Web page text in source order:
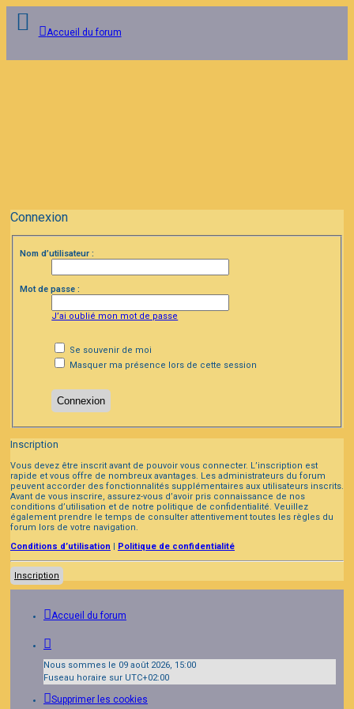
Accueil du forum
Connexion
Nom d’utilisateur :
Mot de passe :
J’ai oublié mon mot de passe
Se souvenir de moi
Masquer ma présence lors de cette session
Inscription
Vous devez être inscrit avant de pouvoir vous connecter. L’inscription est
rapide et vous offre de nombreux avantages. Les administrateurs du forum
peuvent accorder des fonctionnalités supplémentaires aux utilisateurs inscrits.
Avant de vous inscrire, assurez-vous d’avoir pris connaissance de nos
conditions d’utilisation et de notre politique de confidentialité. Veuillez
également prendre le temps de consulter attentivement toutes les règles du
forum lors de votre navigation.
Conditions d’utilisation | Politique de confidentialité
Inscription
Accueil du forum
Nous sommes le 09 août 2026, 15:00
Fuseau horaire sur UTC+02:00
Supprimer les cookies